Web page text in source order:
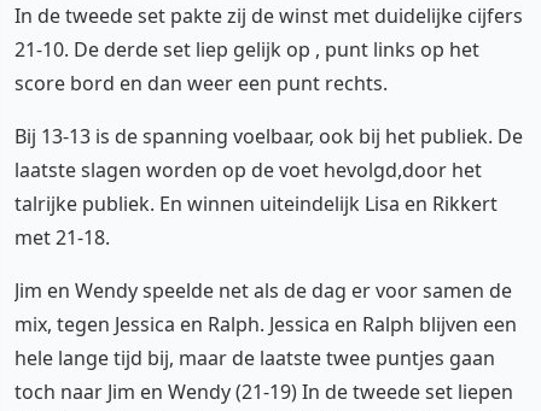
In de tweede set pakte zij de winst met duidelijke cijfers
21-10. De derde set liep gelijk op , punt links op het
score bord en dan weer een punt rechts.
Bij 13-13 is de spanning voelbaar, ook bij het publiek. De
laatste slagen worden op de voet hevolgd,door het
talrijke publiek. En winnen uiteindelijk Lisa en Rikkert
met 21-18.
Jim en Wendy speelde net als de dag er voor samen de
mix, tegen Jessica en Ralph. Jessica en Ralph blijven een
hele lange tijd bij, maar de laatste twee puntjes gaan
toch naar Jim en Wendy (21-19) In de tweede set liepen